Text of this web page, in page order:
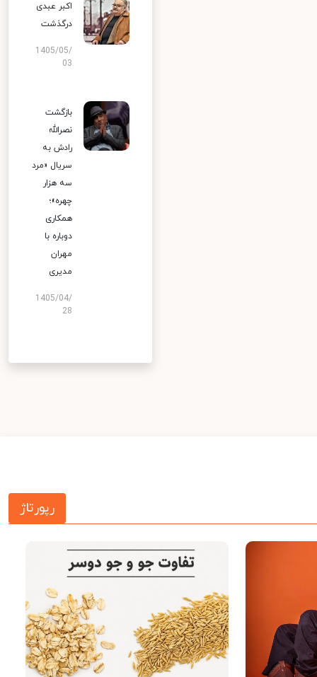
اکبر عبدی
درگذشت
1405/05/
03
بازگشت
نصرالله
رادش به
سریال «مرد
سه هزار
چهره»؛
همکاری
دوباره با
مهران
مدیری
1405/04/
28
رپورتاژ